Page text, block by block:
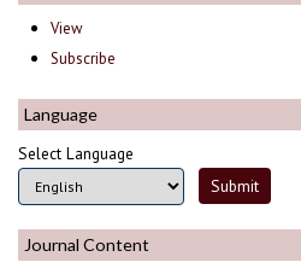
View
Subscribe
Language
Select Language
Journal Content